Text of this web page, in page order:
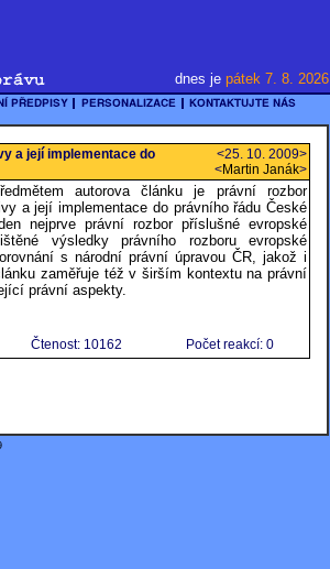
dnes je pátek 7. 8. 2026
a její implementace do
<25. 10. 2009>
<Martin Janák>
autorova článku je právní rozbor
a její implementace do právního řádu České
nejprve právní rozbor příslušné evropské
výsledky právního rozboru evropské
s národní právní úpravou ČR, jakož i
zaměřuje též v širším kontextu na právní
právní aspekty.
Čtenost: 10162
Počet reakcí: 0